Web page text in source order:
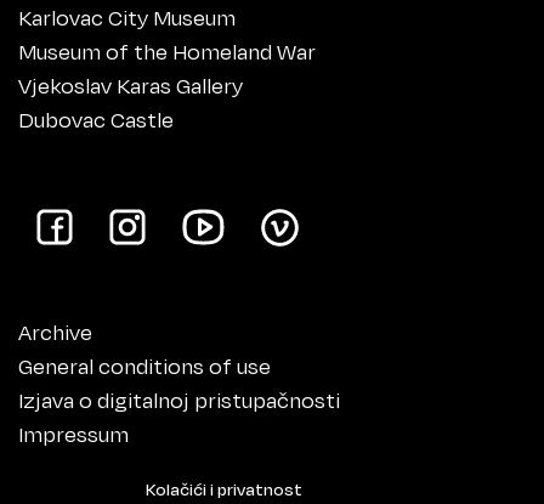
Karlovac City Museum
Museum of the Homeland War
Vjekoslav Karas Gallery
Dubovac Castle
Archive
General conditions of use
Izjava o digitalnoj pristupačnosti
Impressum
Kolačići i privatnost